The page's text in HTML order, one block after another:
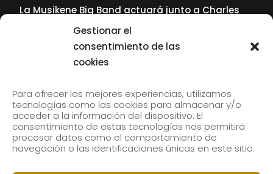
Gestionar el
consentimiento de las
cookies
Para ofrecer las mejores experiencias, utilizamos
tecnologías como las cookies para almacenar y/o
acceder a la información del dispositivo. El
consentimiento de estas tecnologías nos permitirá
procesar datos como el comportamiento de
navegación o las identificaciones únicas en este sitio.
La Musikene Big Band actuará junto a Charles
Tolliver en el 61 Jazzaldia
Subscribe to our newsletter to receive our news by
email.